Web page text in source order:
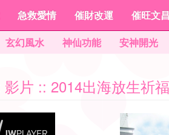
急救愛情 催財改運 催旺文昌
玄幻風水 神仙功能 安神開光
影片 :: 2014出海放生祈